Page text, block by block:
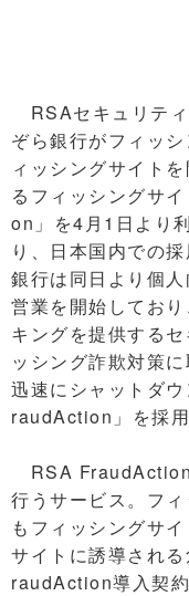
RSAセキュリテ
ぞら銀行がフィッ
ィッシングサイト
るフィッシングサ
on」を4月1日より
り、日本国内での
銀行は同日より個
営業を開始してお
キングを提供する
ッシング詐欺対策
迅速にシャットダ
raudAction」を採用
RSA FraudAction
行うサービス。フ
もフィッシングサ
サイトに誘導され
raudAction導入契